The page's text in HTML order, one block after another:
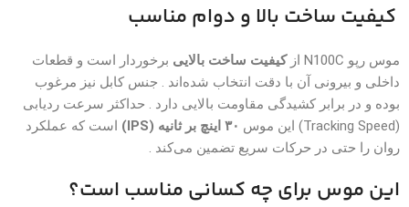
کیفیت ساخت بالا و دوام مناسب
موس رپو N100C از کیفیت ساخت بالایی برخوردار است و قطعات
داخلی و بیرونی آن با دقت انتخاب شده‌اند . جنس کابل نیز مرغوب
بوده و در برابر کشیدگی مقاومت بالایی دارد . حداکثر سرعت ردیابی
(Tracking Speed) این موس
۳۰ اینچ بر ثانیه (IPS)
است که عملکرد
روان را حتی در حرکات سریع تضمین می‌کند .
این موس برای چه کسانی مناسب است؟